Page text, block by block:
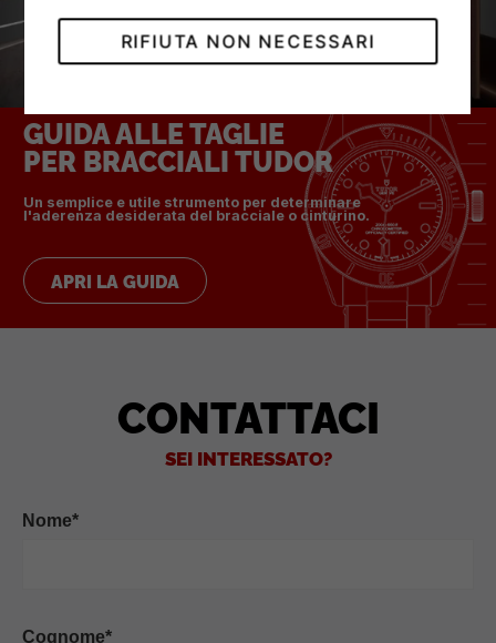
GUIDA ALLE TAGLIE
PER BRACCIALI TUDOR
Un semplice e utile strumento per determinare
l'aderenza desiderata del bracciale o cinturino.
APRI LA GUIDA
CONTATTACI
SEI INTERESSATO?
Nome*
Cognome*
RIFIUTA NON NECESSARI